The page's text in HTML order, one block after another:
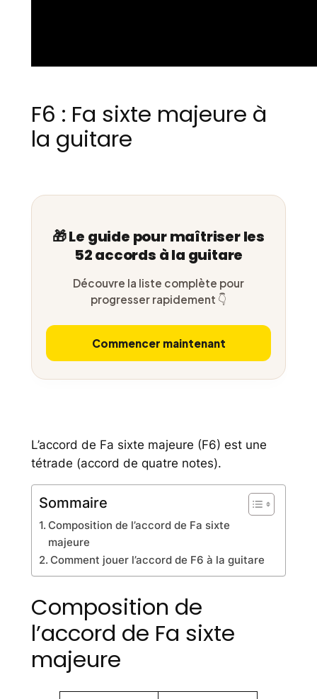
F6 : Fa sixte majeure à
la guitare
🎁 Le guide pour maîtriser les
52 accords à la guitare
Découvre la liste complète pour
progresser rapidement 👇
Commencer maintenant
L’accord de Fa sixte majeure (F6) est une
tétrade (accord de quatre notes).
Sommaire
Composition de l’accord de Fa sixte
majeure
Comment jouer l’accord de F6 à la guitare
Composition de
l’accord de Fa sixte
majeure